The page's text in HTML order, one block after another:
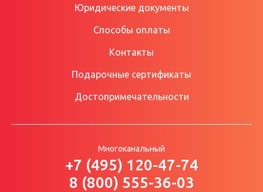
Юридические документы
Способы оплаты
Контакты
Подарочные сертификаты
Достопримечательности
Многоканальный
+7 (495) 120-47-74
8 (800) 555-36-03